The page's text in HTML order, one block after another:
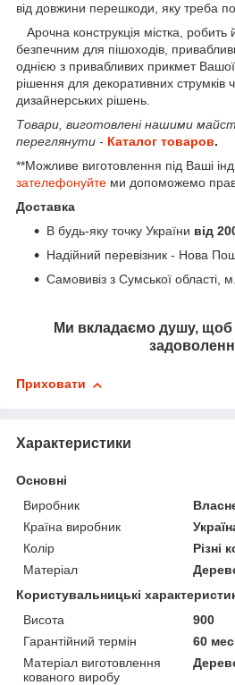
від довжини перешкоди, яку треба
Арочна конструкція містка,
безпечним для пішоходів,
однією з привабливих прикмет
рішення для декоративних струмків
дизайнерських рішень.
Товари, виготовлені нашими
переглянути - Каталог товаров.
**Можливе виготовлення під Ваші
зателефонуйте ми допоможемо
Доставка
В будь-яку точку України від
Надійний перевізник - Нова
Самовивіз з Сумської області,
Ми вкладаємо душу,
Приховати
Характеристики
Основні
Виробник
Країна виробник
Колір
Різні
Матеріал
Користувальницькі
Висота
900
Гарантійний термін
60 мес
Матеріал виготовлення
кованого виробу